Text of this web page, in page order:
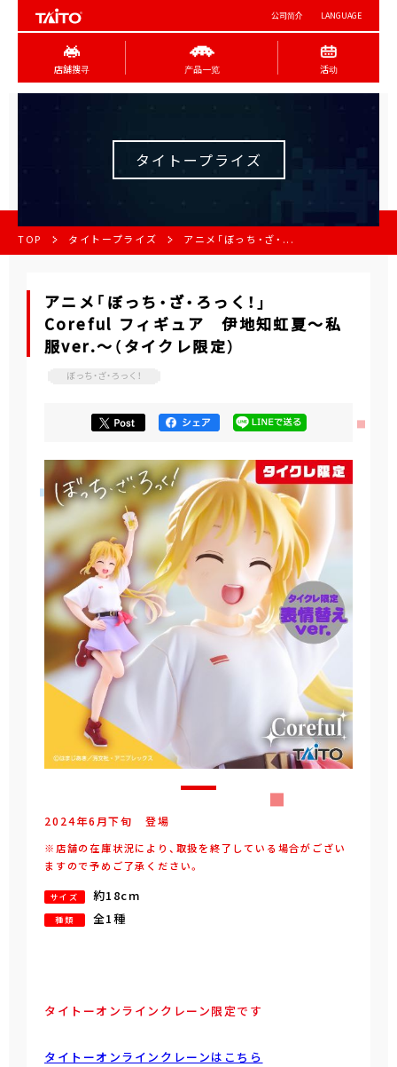
公司简介 LANGUAGE
店舖搜寻 产品一览 活动
タイトープライズ
TOP タイトープライズ アニメ「ぼっち・ざ・...
アニメ「ぼっち・ざ・ろっく！」
Coreful フィギュア 伊地知虹夏～私
服ver.～（タイクレ限定）
ぼっち・ざ・ろっく！
2024年6 月下旬 登場
※店舗の在庫状況により、取扱を終了している場合がござい
ますので予めご了承ください。
サイズ 約18cm
種類 全1種
タイトーオンラインクレーン限定です
タイトーオンラインクレーンはこちら